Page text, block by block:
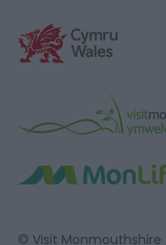
© Visit Monmouthshire